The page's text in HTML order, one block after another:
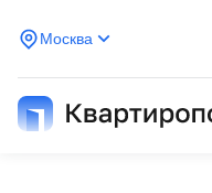
Москва